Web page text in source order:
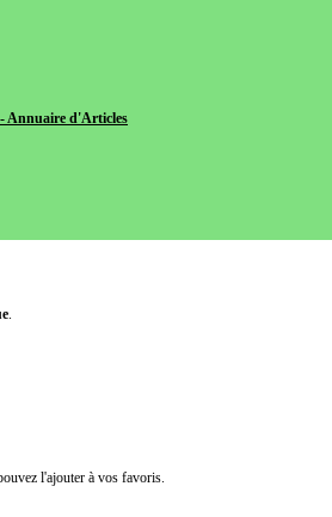
Annuaire d'Articles
.
l'ajouter à vos favoris.